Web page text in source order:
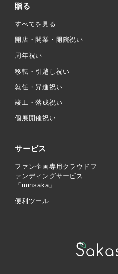
贈る
すべてを見る
開店・開業・開院祝い
周年祝い
移転・引越し祝い
就任・昇進祝い
竣工・落成祝い
個展開催祝い
サービス
ファン企画専用クラウドフ
ァンディングサービス
「minsaka」
便利ツール